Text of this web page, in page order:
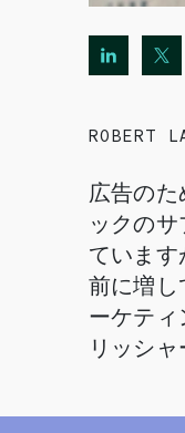
ROBERT
広告の
ックの
ていま
前に増
ーケテ
リッシ